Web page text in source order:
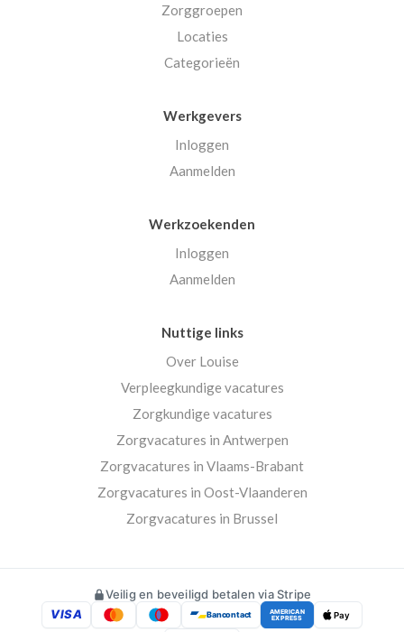
Zorggroepen
Locaties
Categorieën
Werkgevers
Inloggen
Aanmelden
Werkzoekenden
Inloggen
Aanmelden
Nuttige links
Over Louise
Verpleegkundige vacatures
Zorgkundige vacatures
Zorgvacatures in Antwerpen
Zorgvacatures in Vlaams-Brabant
Zorgvacatures in Oost-Vlaanderen
Zorgvacatures in Brussel
Veilig en beveiligd betalen via Stripe
VISA
Bancontact AMERICAN
EXPRESS Pay